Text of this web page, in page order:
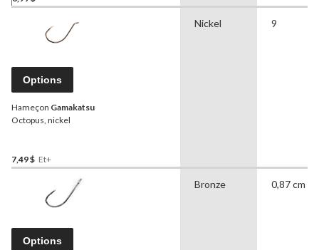
Options
Hameçon Gamakatsu
Octopus, nickel
7,49 $ Et+
Nickel 9
Options
Bronze 0,87 cm